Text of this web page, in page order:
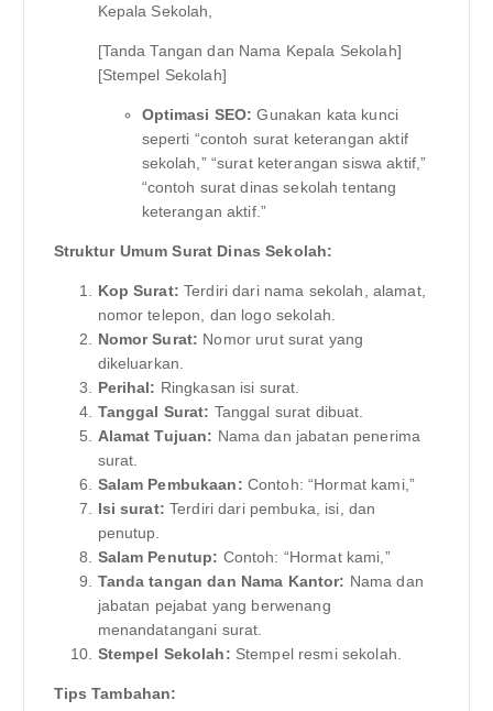
Kepala Sekolah,
[Tanda Tangan dan Nama Kepala Sekolah]
[Stempel Sekolah]
Optimasi SEO: Gunakan kata kunci
seperti “contoh surat keterangan aktif
sekolah,” “surat keterangan siswa aktif,”
“contoh surat dinas sekolah tentang
keterangan aktif.”
Struktur Umum Surat Dinas Sekolah:
Kop Surat: Terdiri dari nama sekolah, alamat,
nomor telepon, dan logo sekolah.
Nomor Surat: Nomor urut surat yang
dikeluarkan.
Perihal: Ringkasan isi surat.
Tanggal Surat: Tanggal surat dibuat.
Alamat Tujuan: Nama dan jabatan penerima
surat.
Salam Pembukaan: Contoh: “Hormat kami,”
Isi surat: Terdiri dari pembuka, isi, dan
penutup.
Salam Penutup: Contoh: “Hormat kami,”
Tanda tangan dan Nama Kantor: Nama dan
jabatan pejabat yang berwenang
menandatangani surat.
Stempel Sekolah: Stempel resmi sekolah.
Tips Tambahan: